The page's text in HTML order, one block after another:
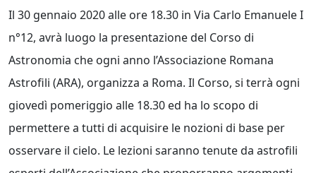
Il 30 gennaio 2020 alle ore 18.30 in Via Carlo Emanuele I
n°12, avrà luogo la presentazione del Corso di
Astronomia che ogni anno l’Associazione Romana
Astrofili (ARA), organizza a Roma. Il Corso, si terrà ogni
giovedì pomeriggio alle 18.30 ed ha lo scopo di
permettere a tutti di acquisire le nozioni di base per
osservare il cielo. Le lezioni saranno tenute da astrofili